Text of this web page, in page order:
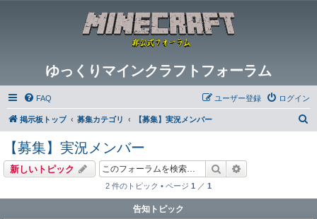
ゆっくりマインクラフトフォーラム
FAQ ログイン
ユーザー登録
掲示板トップ 募集カテゴリ 【募集】実況メンバー
【募集】実況メンバー
新しいトピック 検索
2 件のトピック • ページ 1 ／ 1
告知トピック